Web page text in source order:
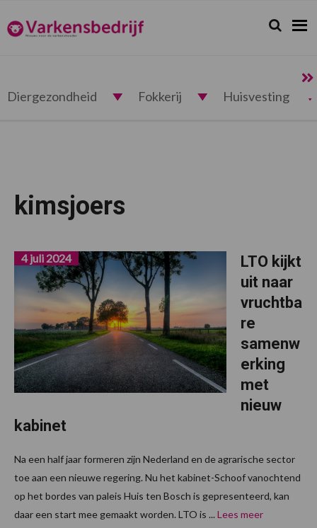
de
hoofdnavigatie
de
hoofd
de
voettekst
Varkensbedrijf.nl Zoeken...
Zoek
Diergezondheid Fokkerij Huisvesting
kimsjoers
LTO kijkt
uit naar
vruchtba
re
samenw
erking
met
nieuw
kabinet
4 juli 2024
Na een half jaar formeren zijn Nederland en de agrarische sector
toe aan een nieuwe regering. Nu het kabinet-Schoof vanochtend
op het bordes van paleis Huis ten Bosch is gepresenteerd, kan
daar een start mee gemaakt worden. LTO is ... Lees meer